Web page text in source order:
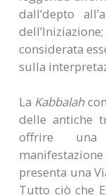
dall’depto
considerata
sulla
La Kabbalah
delle antiche
offrire una
presenta una
Tutto ciò che